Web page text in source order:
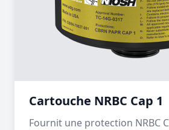
Cartouche NRBC Cap 1
Fournit une protection NRBC